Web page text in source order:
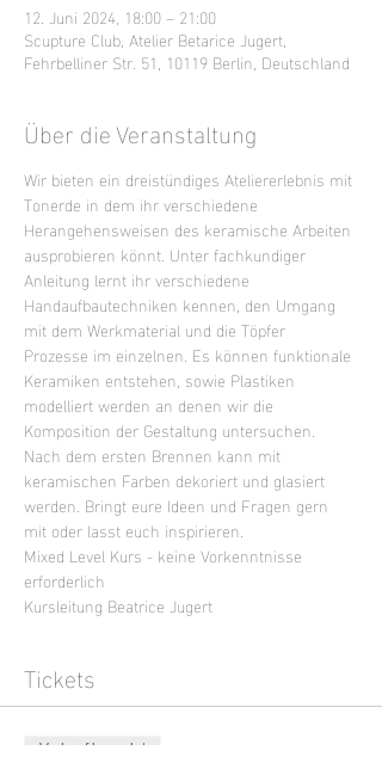
12. Juni 2024, 18:00 – 21:00
Scupture Club, Atelier Betarice Jugert,
Fehrbelliner Str. 51, 10119 Berlin, Deutschland
Über die Veranstaltung
Wir bieten ein dreistündiges Ateliererlebnis mit
Tonerde in dem ihr verschiedene
Herangehensweisen des keramische Arbeiten
ausprobieren könnt. Unter fachkundiger
Anleitung lernt ihr verschiedene
Handaufbautechniken kennen, den Umgang
mit dem Werkmaterial und die Töpfer
Prozesse im einzelnen. Es können funktionale
Keramiken entstehen, sowie Plastiken
modelliert werden an denen wir die
Komposition der Gestaltung untersuchen.
Nach dem ersten Brennen kann mit
keramischen Farben dekoriert und glasiert
werden. Bringt eure Ideen und Fragen gern
mit oder lasst euch inspirieren.
Mixed Level Kurs - keine Vorkenntnisse
erforderlich
Kursleitung Beatrice Jugert
Tickets
Verkauf beendet